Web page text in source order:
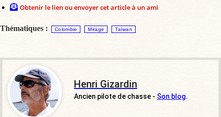
Obtenir le lien ou envoyer cet article à un ami
Thématiques : Colombie Mirage Taïwan
Henri Gizardin
Ancien pilote de chasse - Son blog.